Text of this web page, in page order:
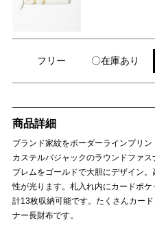
フリー 〇在庫あり
商品詳細
ブランド家紋をボーダーラインプリン
カステルバジャックのラウンドファ
ブレムをゴールドで大胆にデザイン
性が光ります。札入れ内にカードポ
計13枚収納可能です。たくさんカー
ナー長財布です。